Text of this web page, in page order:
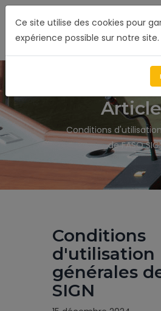
Conditions
de FASO
Conditions
d'utilisation
générales
SIGN
Ce site utilise des cookies pour
expérience possible sur notre site.